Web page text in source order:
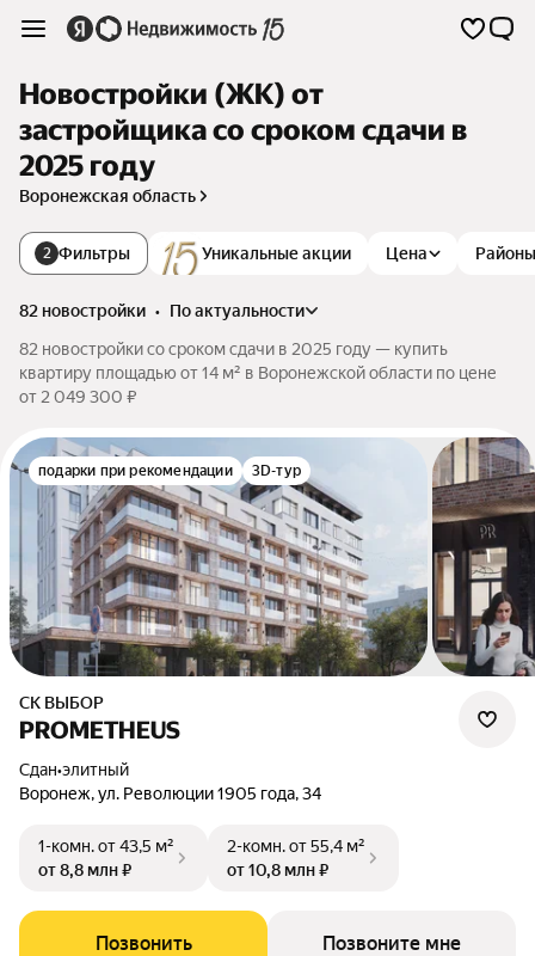
Новостройки (ЖК) от
застройщика со сроком сдачи в
2025 году
Воронежская область
2 Фильтры Уникальные акции Цена Районы
82 новостройки •
по актуальности
82 новостройки со сроком сдачи в 2025 году — купить
квартиру площадью от 14 м² в Воронежской области по цене
от 2 049 300 ₽
подарки при рекомендации 3D-тур
СК ВЫБОР
PROMETHEUS
Сдан•элитный
Воронеж, ул. Революции 1905 года, 34
1-комн.от 43,5 м²
от 8,8 млн ₽
2-комн.от 55,4 м²
от 10,8 млн ₽
Позвонить Позвоните мне